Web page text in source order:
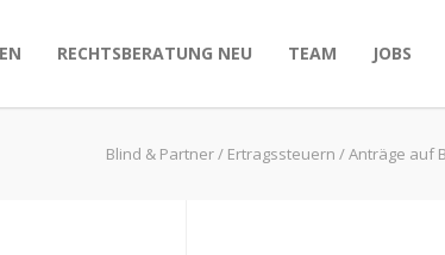
RECHTSBERATUNG NEU TEAM JOBS
Blind & Partner/ Ertragssteuern /Anträge auf